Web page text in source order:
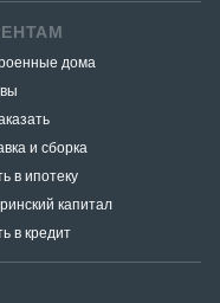
дома
и сборка
в ипотеку
капитал
в кредит